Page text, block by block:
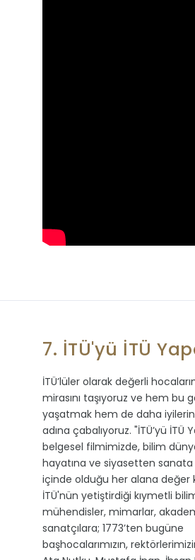
7. İTÜ'yü İTÜ
İTÜ’lüler olarak değerli
mirasını taşıyoruz ve hem bu
yaşatmak hem de daha
adına çabalıyoruz. "İTÜ’yü İTÜ
belgesel filmimizde, bilim
hayatına ve siyasetten
içinde olduğu her alana değer
İTÜ'nün yetiştirdiği kıymetli
mühendisler, mimarlar,
sanatçılara; 1773’ten bugüne
başhocalarımızın,